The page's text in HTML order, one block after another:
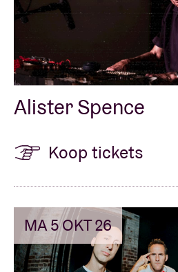
Alister Spence
Koop tickets
MA 5 OKT 26